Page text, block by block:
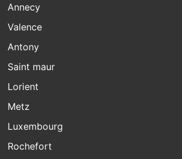
Annecy
Valence
Antony
Saint maur
Lorient
Metz
Luxembourg
Rochefort